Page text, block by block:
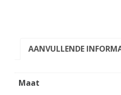
AANVULLENDE
Maat